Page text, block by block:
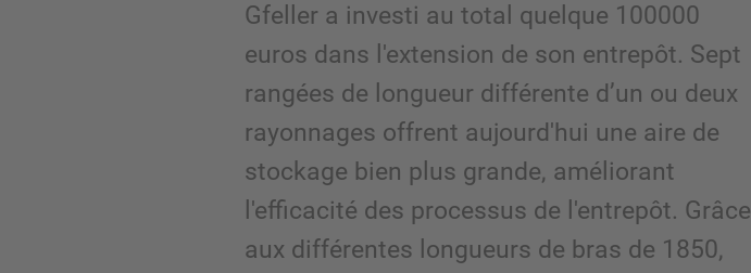
Gfeller a investi au total quelque 100000
euros dans l'extension de son entrepôt. Sept
rangées de longueur différente d’un ou deux
rayonnages offrent aujourd'hui une aire de
stockage bien plus grande, améliorant
l'efficacité des processus de l'entrepôt. Grâce
aux différentes longueurs de bras de 1850,